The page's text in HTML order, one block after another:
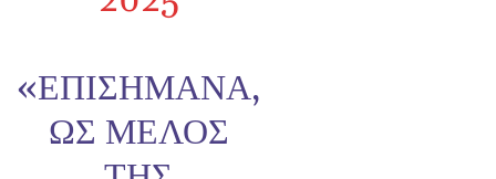
«ΕΠΙΣΉΜΑΝΑ,
ΩΣ ΜΈΛΟΣ